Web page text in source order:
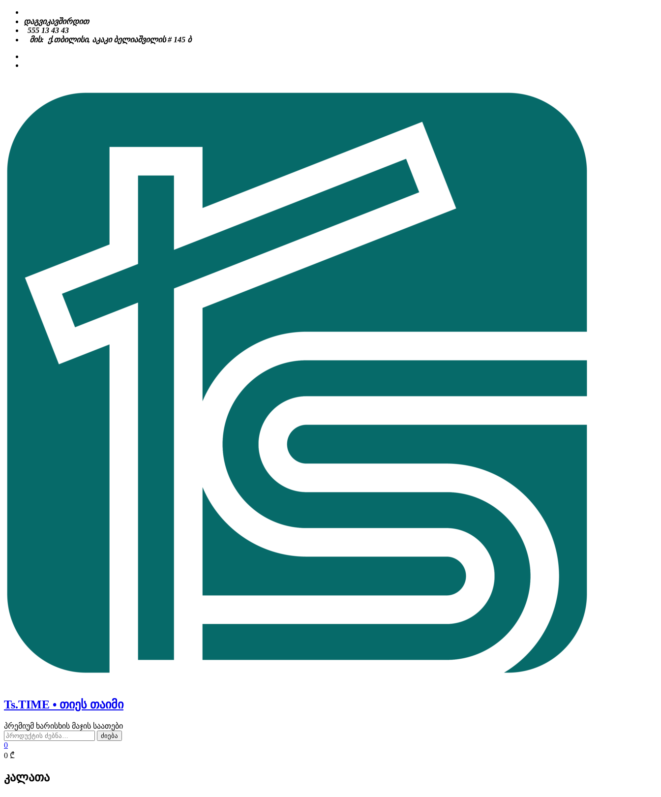
Skip
content
დაგვიკავშირდით
555 13 43 43
მის: ქ.თბილისი, აკაკი ბელიაშვილის # 145 ბ
Ts.TIME • თიეს თაიმი
პრემიუმ ხარისხის მაჯის საათები
ძებნა:
ძიება
0
0 ₾
კალათა